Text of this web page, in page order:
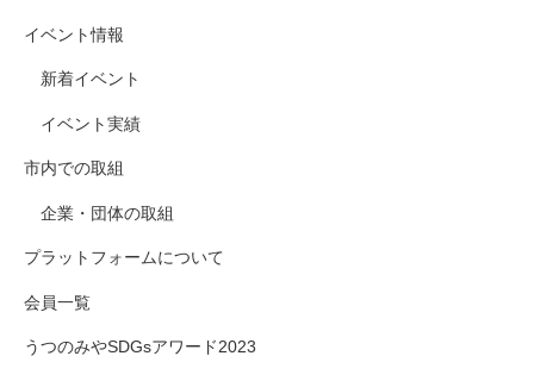
イベント情報
新着イベント
イベント実績
市内での取組
企業・団体の取組
プラットフォームについて
会員一覧
うつのみやSDGsアワード2023